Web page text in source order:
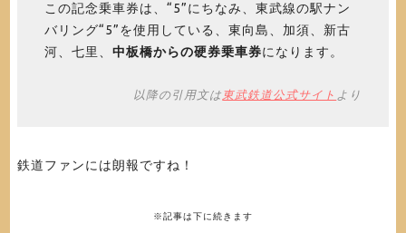
この記念乗車券は、“5”にちなみ、東武線の駅ナン
バリング“5”を使用している、東向島、加須、新古
河、七里、 中板橋からの硬券乗車券になります。
以降の引用文は 東武鉄道公式サイト より
鉄道ファンには朗報ですね！
※記事は下に続きます